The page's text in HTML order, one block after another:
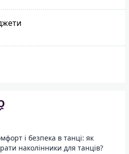
і безпека в танці: як
наколінники для танців?